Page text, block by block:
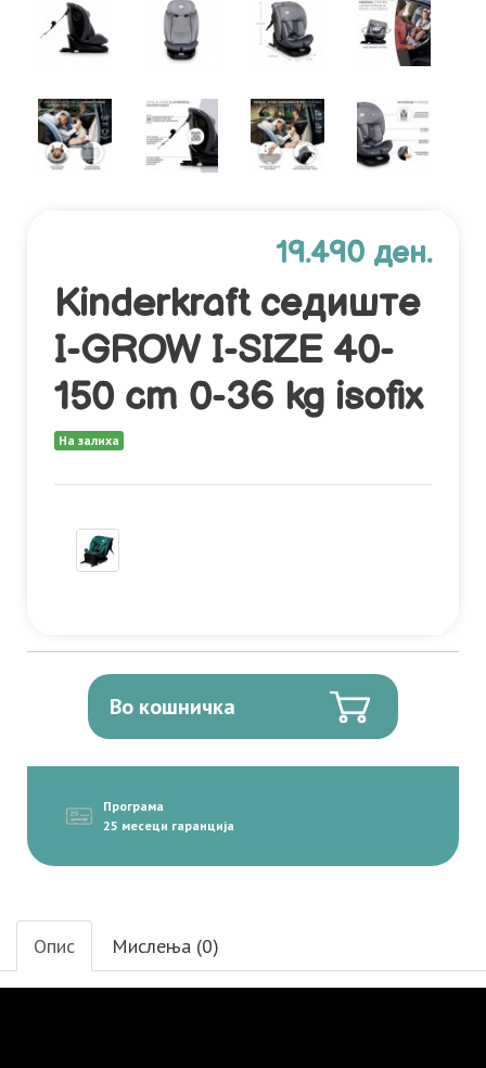
19.490 ден.
Kinderkraft седиште
I-GROW I-SIZE 40-
150 cm 0-36 kg isofix
На залиха
Во кошничка
Програма
25 месеци гаранција
Опис Мислења (0)